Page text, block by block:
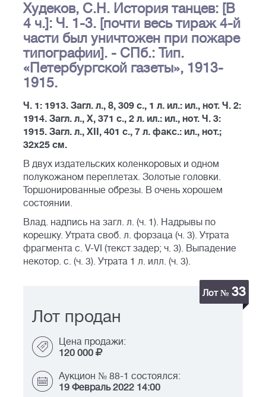
Худеков, С.Н. История танцев: [В
4 ч.]: Ч. 1-3. [почти весь тираж 4-й
части был уничтожен при пожаре
типографии]. - СПб.: Тип.
«Петербургской газеты», 1913-
1915.
Ч. 1: 1913. Загл. л., 8, 309 с., 1 л. ил.: ил., нот. Ч. 2:
1914. Загл. л., Х, 371 с., 2 л. ил.: ил., нот. Ч. 3:
1915. Загл. л., XII, 401 с., 7 л. факс.: ил., нот.;
32х25 см.
В двух издательских коленкоровых и одном
полукожаном переплетах. Золотые головки.
Торшонированные обрезы. В очень хорошем
состоянии.
Влад. надпись на загл. л. (ч. 1). Надрывы по
корешку. Утрата своб. л. форзаца (ч. 3). Утрата
фрагмента с. V-VI (текст задер; ч. 3). Выпадение
некотор. с. (ч. 3). Утрата 1 л. илл. (ч. 3).
Лот № 33
Лот продан
Цена продажи:
120 000
Аукцион № 88-1 состоялся:
19 Февраль 2022 14:00